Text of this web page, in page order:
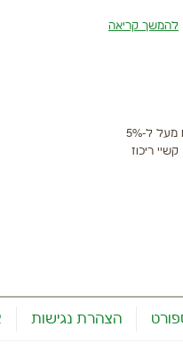
להמשך קריאה
הפרעת קשב, ריכוז(ADHD) היא הפרעה התפתחותית נוירולוגית המתמשכת לכל החיים ובה לוקים מעל ל-5%
ריכוז
הצהרת נגישות